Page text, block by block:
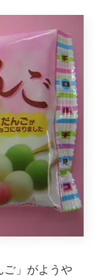
ご」がようや